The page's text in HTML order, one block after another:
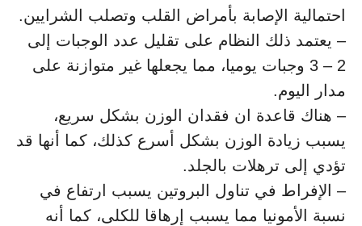
احتمالية الإصابة بأمراض القلب وتصلب الشرايين.
– يعتمد ذلك النظام على تقليل عدد الوجبات إلى
2 – 3 وجبات يوميا، مما يجعلها غير متوازنة على
مدار اليوم.
– هناك قاعدة ان فقدان الوزن بشكل سريع،
يسبب زيادة الوزن بشكل أسرع كذلك، كما أنها قد
تؤدي إلى ترهلات بالجلد.
– الإفراط في تناول البروتين يسبب ارتفاع في
نسبة الأمونيا مما يسبب إرهاقا للكلى، كما أنه